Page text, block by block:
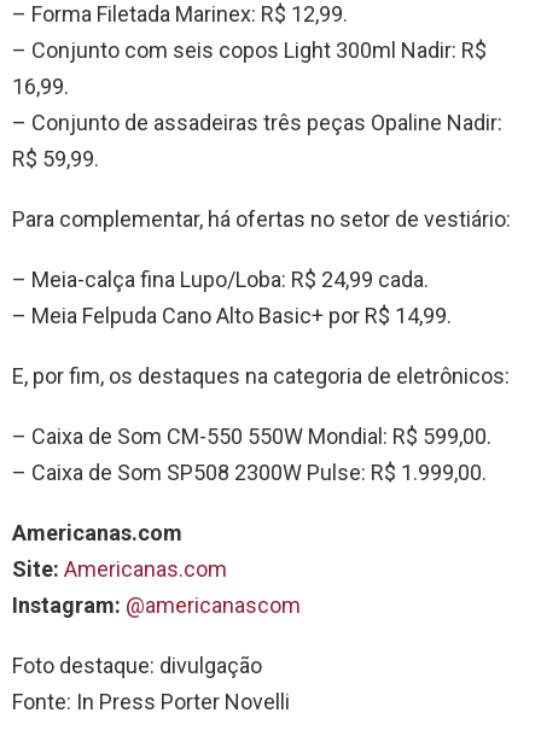
– Forma Filetada Marinex: R$ 12,99.
– Conjunto com seis copos Light 300ml Nadir: R$
16,99.
– Conjunto de assadeiras três peças Opaline Nadir:
R$ 59,99.
Para complementar, há ofertas no setor de vestiário:
– Meia-calça fina Lupo/Loba: R$ 24,99 cada.
– Meia Felpuda Cano Alto Basic+ por R$ 14,99.
E, por fim, os destaques na categoria de eletrônicos:
– Caixa de Som CM-550 550W Mondial: R$ 599,00.
– Caixa de Som SP508 2300W Pulse: R$ 1.999,00.
Americanas.com
Site: Americanas.com
Instagram: @americanascom
Foto destaque: divulgação
Fonte: In Press Porter Novelli